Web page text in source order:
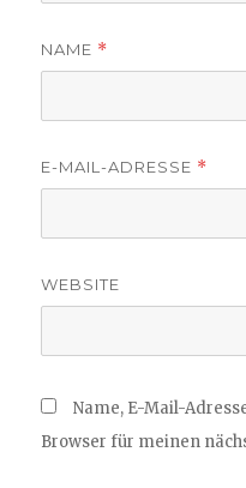
NAME *
E-MAIL-ADRESSE *
WEBSITE
Name, E-Mail-
Browser für meinen